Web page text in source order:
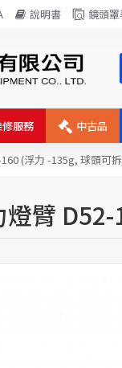
說明書 鏡頭
服務 中古品
(浮力 -135g, 球頭可
臂